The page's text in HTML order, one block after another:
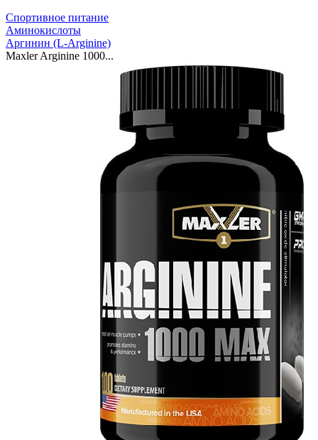
Спортивное питание
Аминокислоты
Аргинин (L-Arginine)
Maxler Arginine 1000...